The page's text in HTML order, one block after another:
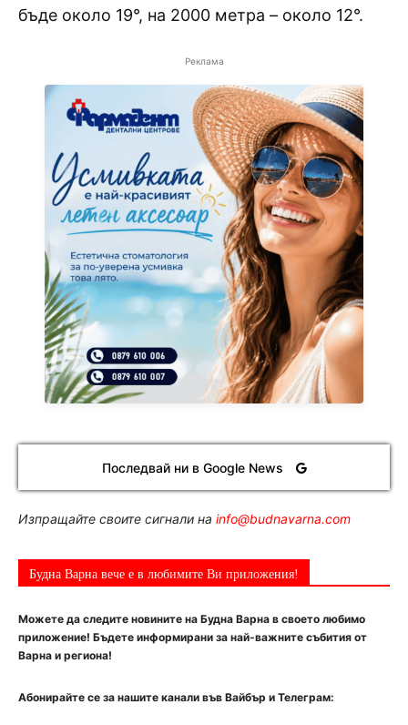
бъде около 19°, на 2000 метра – около 12°.
Реклама
Последвай ни в Google News
Изпращайте своите сигнали на info@budnavarna.com
Будна Варна вече е в любимите Ви приложения!
Можете да следите новините на Будна Варна в своето любимо
приложение! Бъдете информирани за най-важните събития от
Варна и региона!
Абонирайте се за нашите канали във Вайбър и Телеграм: